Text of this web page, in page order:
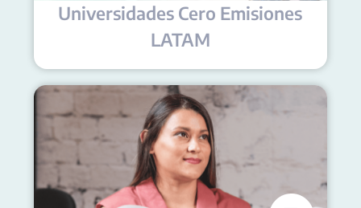
Universidades Cero Emisiones
LATAM